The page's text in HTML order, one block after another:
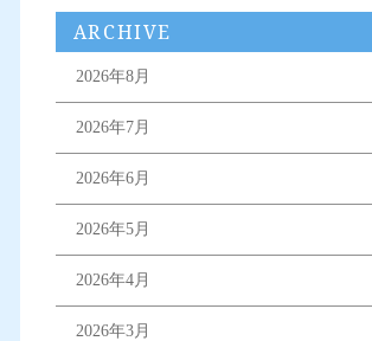
ARCHIVE
2026年8月
2026年7月
2026年6月
2026年5月
2026年4月
2026年3月